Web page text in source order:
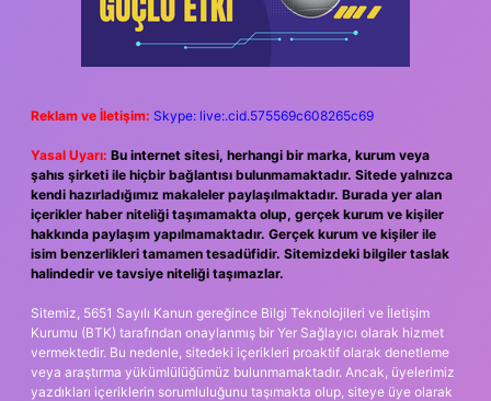
Reklam ve İletişim: Skype: live:.cid.575569c608265c69
Yasal Uyarı: Bu internet sitesi, herhangi bir marka, kurum veya
şahıs şirketi ile hiçbir bağlantısı bulunmamaktadır. Sitede yalnızca
kendi hazırladığımız makaleler paylaşılmaktadır. Burada yer alan
içerikler haber niteliği taşımamakta olup, gerçek kurum ve kişiler
hakkında paylaşım yapılmamaktadır. Gerçek kurum ve kişiler ile
isim benzerlikleri tamamen tesadüfidir. Sitemizdeki bilgiler taslak
halindedir ve tavsiye niteliği taşımazlar.
Sitemiz, 5651 Sayılı Kanun gereğince Bilgi Teknolojileri ve İletişim
Kurumu (BTK) tarafından onaylanmış bir Yer Sağlayıcı olarak hizmet
vermektedir. Bu nedenle, sitedeki içerikleri proaktif olarak denetleme
veya araştırma yükümlülüğümüz bulunmamaktadır. Ancak, üyelerimiz
yazdıkları içeriklerin sorumluluğunu taşımakta olup, siteye üye olarak